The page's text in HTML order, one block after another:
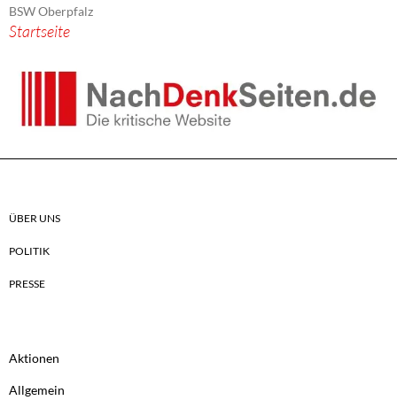
BSW Oberpfalz
Startseite
ÜBER UNS
POLITIK
PRESSE
Aktionen
Allgemein